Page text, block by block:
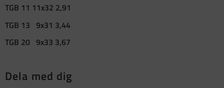
TGB 11 11x32 2,91
TGB 13 9x31 3,44
TGB 20 9x33 3,67
Dela med dig